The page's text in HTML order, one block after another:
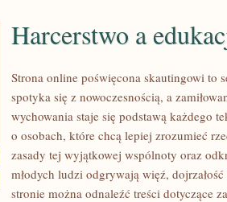
HARCERSTWO
Harcerstwo a
Strona online poświęcona skautingowi to
spotyka się z nowoczesnością, a
wychowania staje się podstawą każdego
o osobach, które chcą lepiej zrozumieć
zasady tej wyjątkowej wspólnoty oraz
młodych ludzi odgrywają więź,
stronie można odnaleźć treści dotyczące